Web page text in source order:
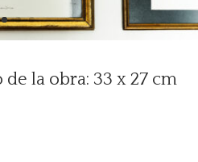
la obra: 33 x 27 cm